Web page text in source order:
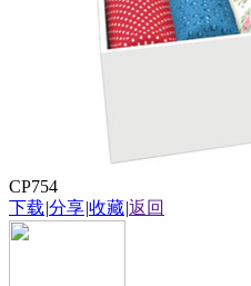
CP754
下载|分享|收藏|返回